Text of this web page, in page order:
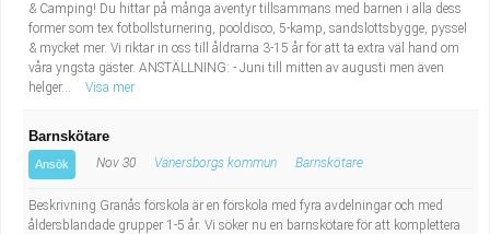
& Camping! Du hittar på många äventyr tillsammans med barnen i alla dess
former som tex fotbollsturnering, pooldisco, 5-kamp, sandslottsbygge, pyssel
& mycket mer. Vi riktar in oss till åldrarna 3-15 år för att ta extra väl hand om
våra yngsta gäster. ANSTÄLLNING: - Juni till mitten av augusti men även
helger...
Visa mer
Barnskötare
Ansök Nov 30 Vänersborgs kommun Barnskötare
Beskrivning Granås förskola är en förskola med fyra avdelningar och med
åldersblandade grupper 1-5 år. Vi söker nu en barnskötare för att komplettera